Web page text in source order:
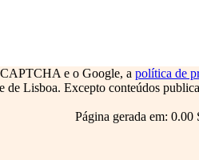
e o Google, a política de
Lisboa. Excepto conteúdos
Página gerada em: 0.00